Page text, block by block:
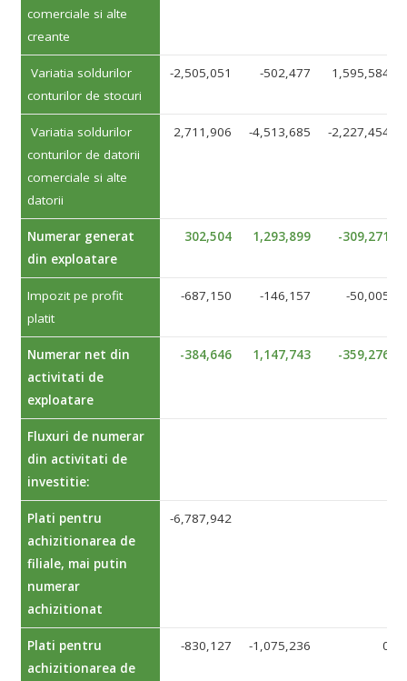
comerciale si alte
creante
Variatia soldurilor
conturilor de stocuri
-2,505,051 -502,477 1,595,584
Variatia soldurilor
conturilor de datorii
comerciale si alte
datorii
2,711,906 -4,513,685 -2,227,454
Numerar generat
din exploatare
302,504 1,293,899 -309,271
Impozit pe profit
platit
-687,150 -146,157 -50,005
Numerar net din
activitati de
exploatare
-384,646 1,147,743 -359,276
Fluxuri de numerar
din activitati de
investitie:
Plati pentru
achizitionarea de
filiale, mai putin
numerar
achizitionat
-6,787,942
Plati pentru
achizitionarea de
-830,127 -1,075,236 0